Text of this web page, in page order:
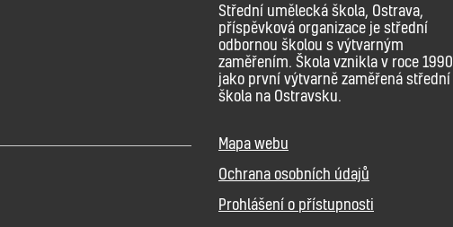
Střední umělecká škola, Ostrava,
příspěvková organizace je střední
odbornou školou s výtvarným
zaměřením. Škola vznikla v roce 1990
jako první výtvarně zaměřená střední
škola na Ostravsku.
Mapa webu
Ochrana osobních údajů
Prohlášení o přístupnosti